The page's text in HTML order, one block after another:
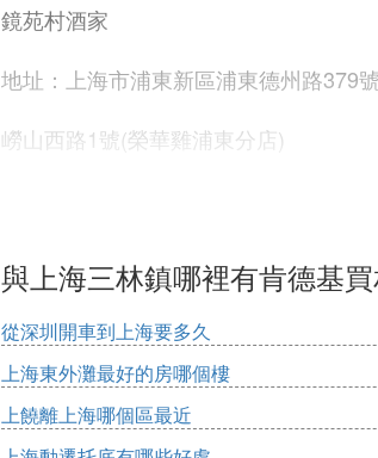
鏡苑村酒家
地址：上海市浦東新區浦東德州路379
嶗山西路1號(榮華雞浦東分店)
地址：上海市浦東新區嶗山西路1號 郵
聯幫大家福快餐服務社
快餐、盒飯
地址：上海市雲山路1230號4＃－5＃
聯幫高東卡桑快餐服務社
盒飯、快餐
地址：上海市高東鎮競賽村趙家橋3號
與上海三林鎮哪裡有肯德基
從深圳開車到上海要多久
上海東外灘最好的房哪個樓
上饒離上海哪個區最近